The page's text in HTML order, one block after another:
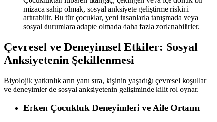
mizaca sahip olmak, sosyal anksiyete geliştirme riskini
artırabilir. Bu tür çocuklar, yeni insanlarla tanışmada veya
sosyal durumlara adapte olmada daha fazla zorlanabilirler.
Çevresel ve Deneyimsel Etkiler: Sosyal
Anksiyetenin Şekillenmesi
Biyolojik yatkınlıkların yanı sıra, kişinin yaşadığı çevresel koşullar
ve deneyimler de sosyal anksiyetenin gelişiminde kilit rol oynar.
Erken Çocukluk Deneyimleri ve Aile Ortamı